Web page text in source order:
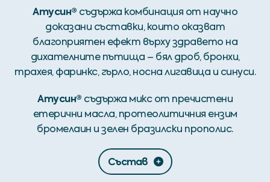
Атусин® съдържа комбинация от научно
доказани съставки, които оказват
благоприятен ефект върху здравето на
дихателните пътища – бял дроб, бронхи,
трахея, фаринкс, гърло, носна лигавица и синуси.
Атусин® съдържа микс от пречистени
етерични масла, протеолитичния ензим
бромелаин и зелен бразилски прополис.
Състав